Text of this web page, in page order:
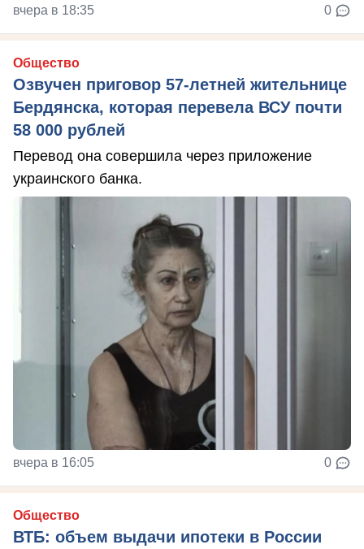
вчера в 18:35 0
Общество
Озвучен приговор 57-летней жительнице
Бердянска, которая перевела ВСУ почти
58 000 рублей
Перевод она совершила через приложение
украинского банка.
вчера в 16:05 0
Общество
ВТБ: объем выдачи ипотеки в России